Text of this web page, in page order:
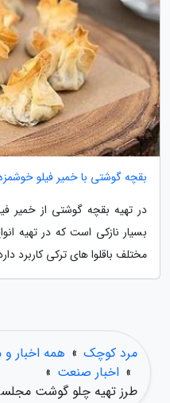
بقچه گوشتی با خمیر فیلو
در تهیه بقچه گوشتی از خمیر
بسیار نازکی است که در تهیه
مختلف باقلوا های ترکی کاربرد
مرد کوچک » همه اخبار و
» اخبار صنعت »
طرز تهیه چلو گوشت